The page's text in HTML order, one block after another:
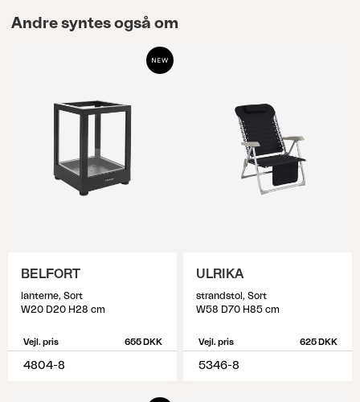
Andre syntes også om
BELFORT
lanterne, Sort
W20 D20 H28 cm
Vejl. pris 655 DKK
4804-8
ULRIKA
strandstol, Sort
W58 D70 H85 cm
Vejl. pris 625 DKK
5346-8